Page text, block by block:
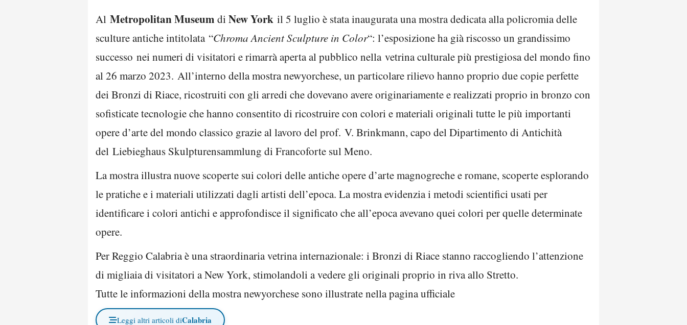
Al Metropolitan Museum di New York il 5 luglio è stata inaugurata una mostra dedicata alla policromia delle
sculture antiche intitolata “Chroma Ancient Sculpture in Color“: l’esposizione ha già riscosso un grandissimo
successo nei numeri di visitatori e rimarrà aperta al pubblico nella vetrina culturale più prestigiosa del mondo fino
al 26 marzo 2023. All’interno della mostra newyorchese, un particolare rilievo hanno proprio due copie perfette
dei Bronzi di Riace, ricostruiti con gli arredi che dovevano avere originariamente e realizzati proprio in bronzo con
sofisticate tecnologie che hanno consentito di ricostruire con colori e materiali originali tutte le più importanti
opere d’arte del mondo classico grazie al lavoro del prof. V. Brinkmann, capo del Dipartimento di Antichità
del Liebieghaus Skulpturensammlung di Francoforte sul Meno.
La mostra illustra nuove scoperte sui colori delle antiche opere d’arte magnogreche e romane, scoperte esplorando
le pratiche e i materiali utilizzati dagli artisti dell’epoca. La mostra evidenzia i metodi scientifici usati per
identificare i colori antichi e approfondisce il significato che all’epoca avevano quei colori per quelle determinate
opere.
Per Reggio Calabria è una straordinaria vetrina internazionale: i Bronzi di Riace stanno raccogliendo l’attenzione
di migliaia di visitatori a New York, stimolandoli a vedere gli originali proprio in riva allo Stretto.
Tutte le informazioni della mostra newyorchese sono illustrate nella pagina ufficiale
Leggi altri articoli diCalabria